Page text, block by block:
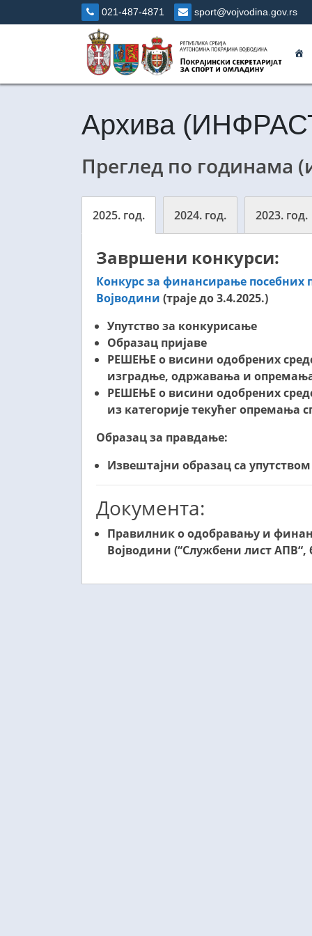
021-487-4871 sport@vojvodina.gov.rs
Архива
Преглед по годинама
2025. год. 2024. год. 2023. год.
Завршени конкурси:
Конкурс за финансирање посебних
Војводини (траје до 3.4.2025.)
Упутство за конкурисање
Образац пријаве
РЕШЕЊЕ о висини одобрених
изградње, одржавања и опремања
РЕШЕЊЕ о висини одобрених
из категорије текућег опремањa
Образац за правдање:
Извештајни образац са
Документа:
Правилник о одобравању и
Војводини (“Службени лист АПВ“,